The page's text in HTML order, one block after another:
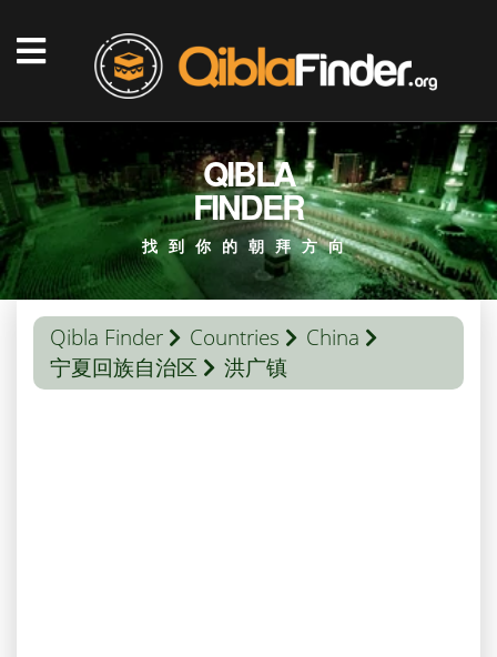
QIBLA
FINDER
找到你的朝拜方向
Qibla Finder Countries
China
宁夏回族自治区
洪广镇